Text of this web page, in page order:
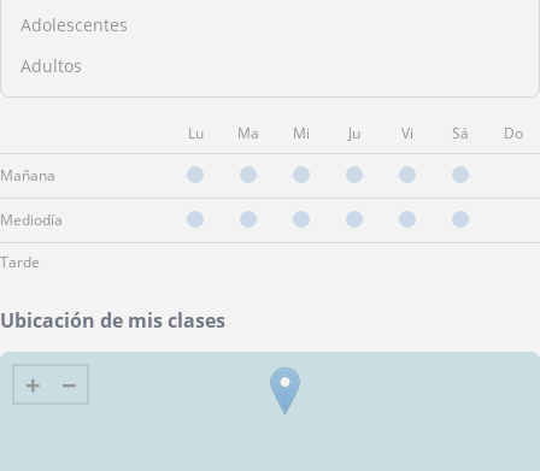
Adolescentes
Adultos
Lu Ma Mi Ju Vi Sá Do
Mañana
Mediodía
Tarde
Ubicación de mis clases
+ −